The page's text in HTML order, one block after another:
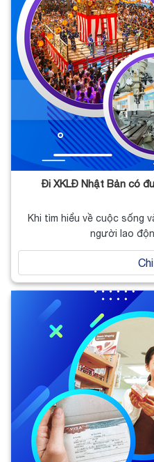
Đi XKLĐ Nhật Bản có
Khi tìm hiểu về cuộc sống
người lao